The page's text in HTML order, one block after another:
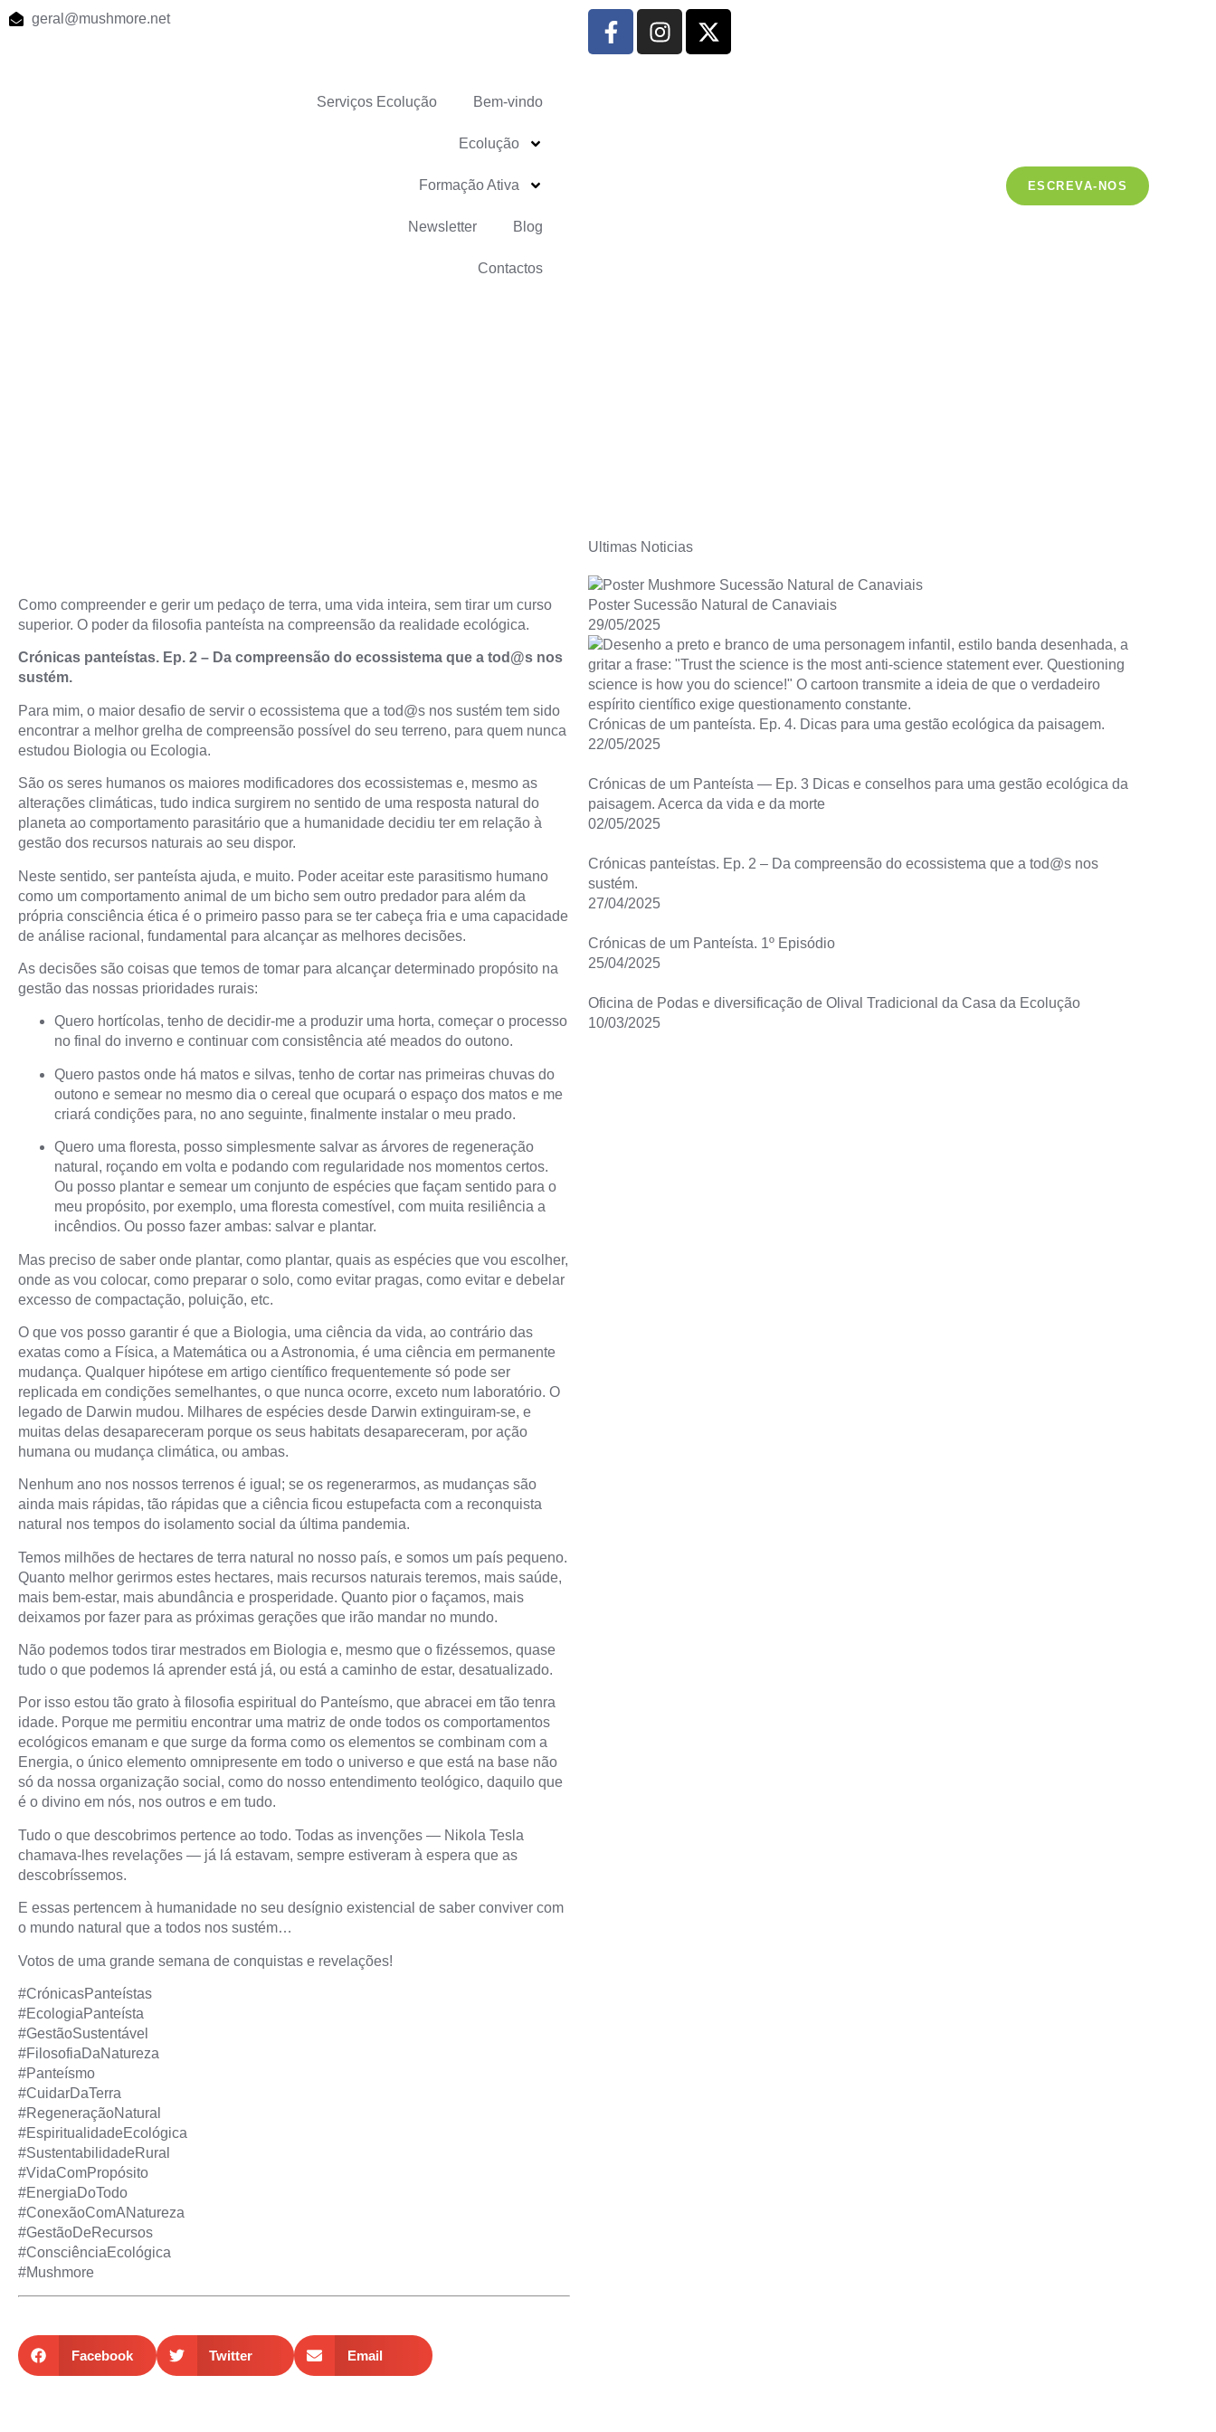
geral@mushmore.net
Serviços Ecolução Bem-vindo
Ecolução
Formação Ativa
Newsletter Blog
Contactos
ESCREVA-NOS
Como compreender e gerir um pedaço de terra, uma vida inteira, sem tirar um curso
superior. O poder da filosofia panteísta na compreensão da realidade ecológica.
Crónicas panteístas. Ep. 2 – Da compreensão do ecossistema que a tod@s nos
sustém.
Para mim, o maior desafio de servir o ecossistema que a tod@s nos sustém tem sido
encontrar a melhor grelha de compreensão possível do seu terreno, para quem nunca
estudou Biologia ou Ecologia.
São os seres humanos os maiores modificadores dos ecossistemas e, mesmo as
alterações climáticas, tudo indica surgirem no sentido de uma resposta natural do
planeta ao comportamento parasitário que a humanidade decidiu ter em relação à
gestão dos recursos naturais ao seu dispor.
Neste sentido, ser panteísta ajuda, e muito. Poder aceitar este parasitismo humano
como um comportamento animal de um bicho sem outro predador para além da
própria consciência ética é o primeiro passo para se ter cabeça fria e uma capacidade
de análise racional, fundamental para alcançar as melhores decisões.
As decisões são coisas que temos de tomar para alcançar determinado propósito na
gestão das nossas prioridades rurais:
Quero hortícolas, tenho de decidir-me a produzir uma horta, começar o processo
no final do inverno e continuar com consistência até meados do outono.
Quero pastos onde há matos e silvas, tenho de cortar nas primeiras chuvas do
outono e semear no mesmo dia o cereal que ocupará o espaço dos matos e me
criará condições para, no ano seguinte, finalmente instalar o meu prado.
Quero uma floresta, posso simplesmente salvar as árvores de regeneração
natural, roçando em volta e podando com regularidade nos momentos certos.
Ou posso plantar e semear um conjunto de espécies que façam sentido para o
meu propósito, por exemplo, uma floresta comestível, com muita resiliência a
incêndios. Ou posso fazer ambas: salvar e plantar.
Mas preciso de saber onde plantar, como plantar, quais as espécies que vou escolher,
onde as vou colocar, como preparar o solo, como evitar pragas, como evitar e debelar
excesso de compactação, poluição, etc.
O que vos posso garantir é que a Biologia, uma ciência da vida, ao contrário das
exatas como a Física, a Matemática ou a Astronomia, é uma ciência em permanente
mudança. Qualquer hipótese em artigo científico frequentemente só pode ser
replicada em condições semelhantes, o que nunca ocorre, exceto num laboratório. O
legado de Darwin mudou. Milhares de espécies desde Darwin extinguiram-se, e
muitas delas desapareceram porque os seus habitats desapareceram, por ação
humana ou mudança climática, ou ambas.
Nenhum ano nos nossos terrenos é igual; se os regenerarmos, as mudanças são
ainda mais rápidas, tão rápidas que a ciência ficou estupefacta com a reconquista
natural nos tempos do isolamento social da última pandemia.
Temos milhões de hectares de terra natural no nosso país, e somos um país pequeno.
Quanto melhor gerirmos estes hectares, mais recursos naturais teremos, mais saúde,
mais bem-estar, mais abundância e prosperidade. Quanto pior o façamos, mais
deixamos por fazer para as próximas gerações que irão mandar no mundo.
Não podemos todos tirar mestrados em Biologia e, mesmo que o fizéssemos, quase
tudo o que podemos lá aprender está já, ou está a caminho de estar, desatualizado.
Por isso estou tão grato à filosofia espiritual do Panteísmo, que abracei em tão tenra
idade. Porque me permitiu encontrar uma matriz de onde todos os comportamentos
ecológicos emanam e que surge da forma como os elementos se combinam com a
Energia, o único elemento omnipresente em todo o universo e que está na base não
só da nossa organização social, como do nosso entendimento teológico, daquilo que
é o divino em nós, nos outros e em tudo.
Tudo o que descobrimos pertence ao todo. Todas as invenções — Nikola Tesla
chamava-lhes revelações — já lá estavam, sempre estiveram à espera que as
descobríssemos.
E essas pertencem à humanidade no seu desígnio existencial de saber conviver com
o mundo natural que a todos nos sustém…
Votos de uma grande semana de conquistas e revelações!
#CrónicasPanteístas
#EcologiaPanteísta
#GestãoSustentável
#FilosofiaDaNatureza
#Panteísmo
#CuidarDaTerra
#RegeneraçãoNatural
#EspiritualidadeEcológica
#SustentabilidadeRural
#VidaComPropósito
#EnergiaDoTodo
#ConexãoComANatureza
#GestãoDeRecursos
#ConsciênciaEcológica
#Mushmore
Facebook Twitter Email
Ultimas Noticias
Poster Sucessão Natural de Canaviais
29/05/2025
Crónicas de um panteísta. Ep. 4. Dicas para uma gestão ecológica da paisagem.
22/05/2025
Crónicas de um Panteísta — Ep. 3 Dicas e conselhos para uma gestão ecológica da
paisagem. Acerca da vida e da morte
02/05/2025
Crónicas panteístas. Ep. 2 – Da compreensão do ecossistema que a tod@s nos
sustém.
27/04/2025
Crónicas de um Panteísta. 1º Episódio
25/04/2025
Oficina de Podas e diversificação de Olival Tradicional da Casa da Ecolução
10/03/2025